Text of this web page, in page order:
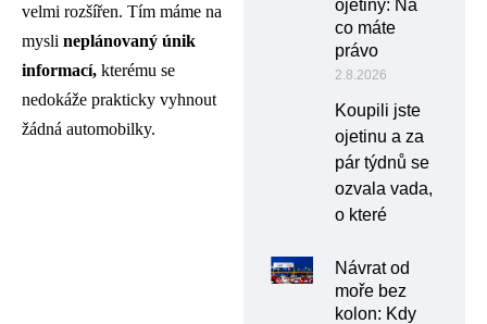
velmi rozšířen. Tím máme na
mysli neplánovaný únik
informací, kterému se
nedokáže prakticky vyhnout
žádná automobilky.
ojetiny: Na
co máte
právo
2.8.2026
Koupili jste
ojetinu a za
pár týdnů se
ozvala vada,
o které
Návrat od
moře bez
kolon: Kdy